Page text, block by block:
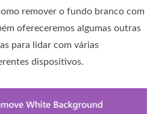
remover o fundo branco com
ofereceremos algumas outras
para lidar com várias
dispositivos.